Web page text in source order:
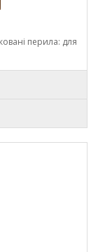
перила: для